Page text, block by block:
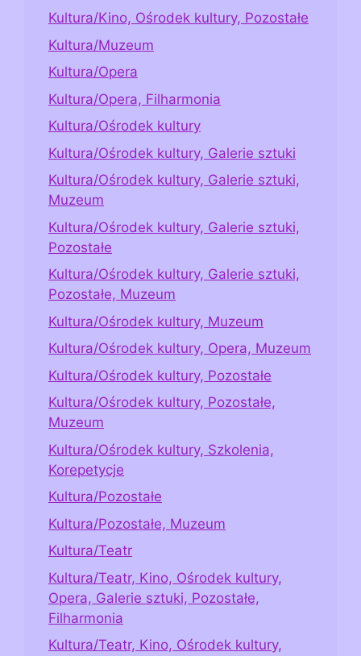
Kultura/Kino, Ośrodek kultury, Pozostałe
Kultura/Muzeum
Kultura/Opera
Kultura/Opera, Filharmonia
Kultura/Ośrodek kultury
Kultura/Ośrodek kultury, Galerie sztuki
Kultura/Ośrodek kultury, Galerie sztuki,
Muzeum
Kultura/Ośrodek kultury, Galerie sztuki,
Pozostałe
Kultura/Ośrodek kultury, Galerie sztuki,
Pozostałe, Muzeum
Kultura/Ośrodek kultury, Muzeum
Kultura/Ośrodek kultury, Opera, Muzeum
Kultura/Ośrodek kultury, Pozostałe
Kultura/Ośrodek kultury, Pozostałe,
Muzeum
Kultura/Ośrodek kultury, Szkolenia,
Korepetycje
Kultura/Pozostałe
Kultura/Pozostałe, Muzeum
Kultura/Teatr
Kultura/Teatr, Kino, Ośrodek kultury,
Opera, Galerie sztuki, Pozostałe,
Filharmonia
Kultura/Teatr, Kino, Ośrodek kultury,